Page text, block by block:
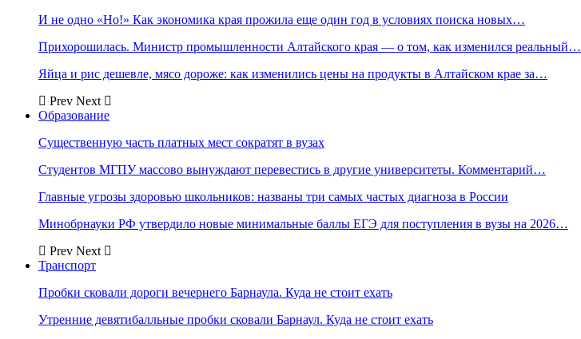
И не одно «Но!» Как экономика края прожила еще один год в условиях поиска новых…
Прихорошилась. Министр промышленности Алтайского края — о том, как изменился реальный…
Яйца и рис дешевле, мясо дороже: как изменились цены на продукты в Алтайском крае за…
Prev Next
Образование
Существенную часть платных мест сократят в вузах
Студентов МГПУ массово вынуждают перевестись в другие университеты. Комментарий…
Главные угрозы здоровью школьников: названы три самых частых диагноза в России
Минобрнауки РФ утвердило новые минимальные баллы ЕГЭ для поступления в вузы на 2026…
Prev Next
Транспорт
Пробки сковали дороги вечернего Барнаула. Куда не стоит ехать
Утренние девятибалльные пробки сковали Барнаул. Куда не стоит ехать